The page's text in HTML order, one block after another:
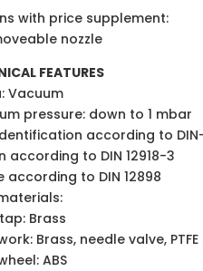
with price supplement:
nozzle
FEATURES
Vacuum
pressure: down to 1 mbar
according to DIN-
according to DIN 12918-3
according to DIN 12898
Brass
Brass, needle valve,
ABS